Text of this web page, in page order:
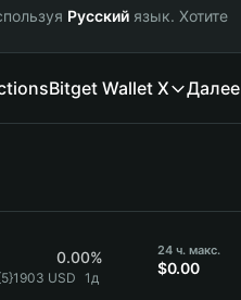
Русский язык. Хотите
Bitget Wallet X Далее
0.00%
USD 1д
24 ч. макс.
$0.00